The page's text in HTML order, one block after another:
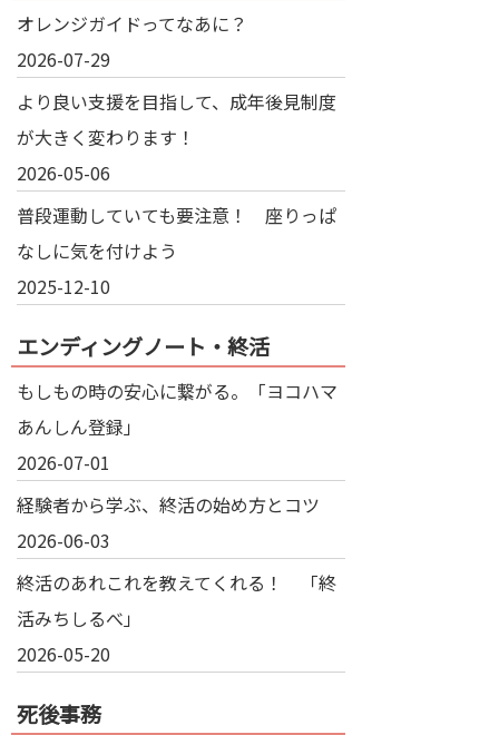
オレンジガイドってなあに？
2026-07-29
より良い支援を目指して、成年後見制度
が大きく変わります！
2026-05-06
普段運動していても要注意！ 座りっぱ
なしに気を付けよう
2025-12-10
エンディングノート・終活
もしもの時の安心に繋がる。「ヨコハマ
あんしん登録」
2026-07-01
経験者から学ぶ、終活の始め方とコツ
2026-06-03
終活のあれこれを教えてくれる！ 「終
活みちしるべ」
2026-05-20
死後事務